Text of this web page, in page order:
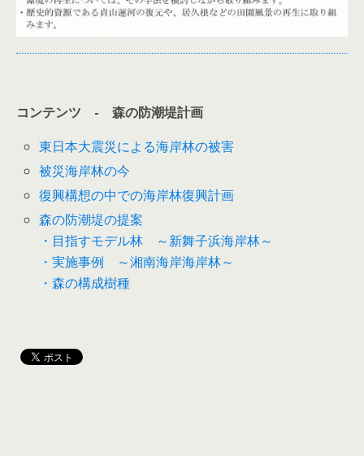
コンテンツ - 森の防潮堤計画
東日本大震災による海岸林の被害
被災海岸林の今
復興構想の中での海岸林復興計画
森の防潮堤の提案
・目指すモデル林 ～新舞子浜海岸林～
・実施事例 ～湘南海岸海岸林～
・森の構成樹種